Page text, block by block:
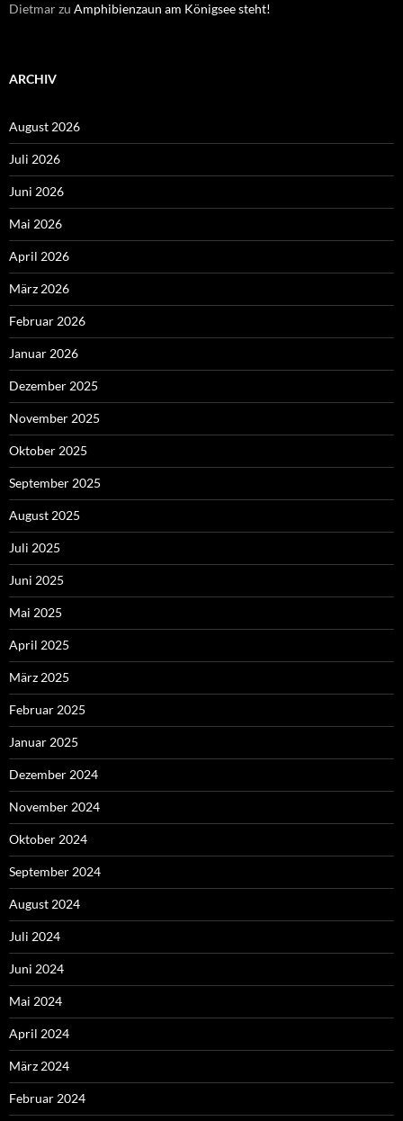
Dietmarzu Amphibienzaun am Königsee steht!
ARCHIV
August 2026
Juli 2026
Juni 2026
Mai 2026
April 2026
März 2026
Februar 2026
Januar 2026
Dezember 2025
November 2025
Oktober 2025
September 2025
August 2025
Juli 2025
Juni 2025
Mai 2025
April 2025
März 2025
Februar 2025
Januar 2025
Dezember 2024
November 2024
Oktober 2024
September 2024
August 2024
Juli 2024
Juni 2024
Mai 2024
April 2024
März 2024
Februar 2024